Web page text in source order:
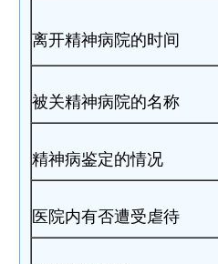
离开精神病院的时间
被关精神病院的名称
精神病鉴定的情况
医院内有否遭受虐待